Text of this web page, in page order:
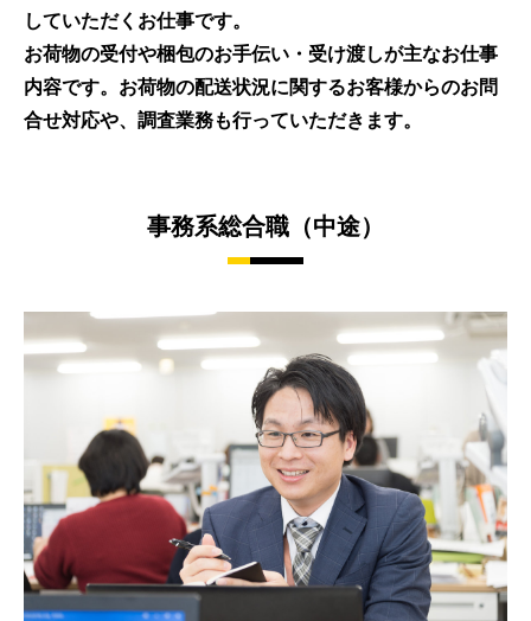
していただくお仕事です。
お荷物の受付や梱包のお手伝い・受け渡しが主なお仕事
内容です。お荷物の配送状況に関するお客様からのお問
合せ対応や、調査業務も行っていただきます。
事務系総合職（中途）